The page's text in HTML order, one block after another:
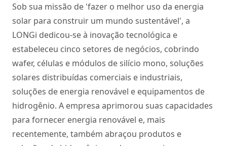
Sob sua missão de 'fazer o melhor uso da energia
solar para construir um mundo sustentável', a
LONGi dedicou-se à inovação tecnológica e
estabeleceu cinco setores de negócios, cobrindo
wafer, células e módulos de silício mono, soluções
solares distribuídas comerciais e industriais,
soluções de energia renovável e equipamentos de
hidrogênio. A empresa aprimorou suas capacidades
para fornecer energia renovável e, mais
recentemente, também abraçou produtos e